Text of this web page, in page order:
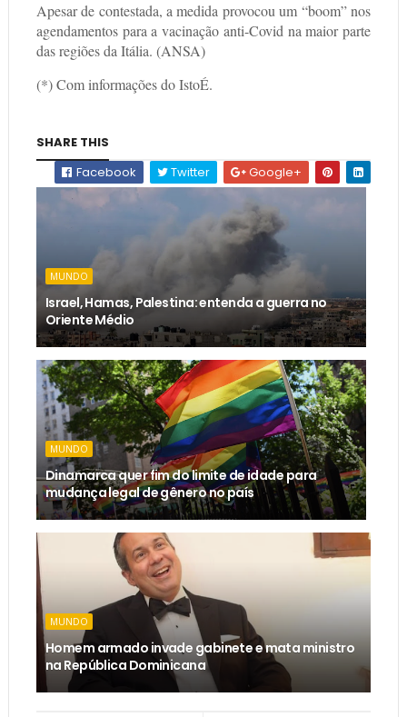
Apesar de contestada, a medida provocou um “boom” nos
agendamentos para a vacinação anti-Covid na maior parte
das regiões da Itália. (ANSA)
(*) Com informações do IstoÉ.
SHARE THIS
Facebook
Twitter Google+
MUNDO
Israel, Hamas, Palestina: entenda a guerra no
Oriente Médio
MUNDO
Dinamarca quer fim do limite de idade para
mudança legal de gênero no país
MUNDO
Homem armado invade gabinete e mata ministro
na República Dominicana